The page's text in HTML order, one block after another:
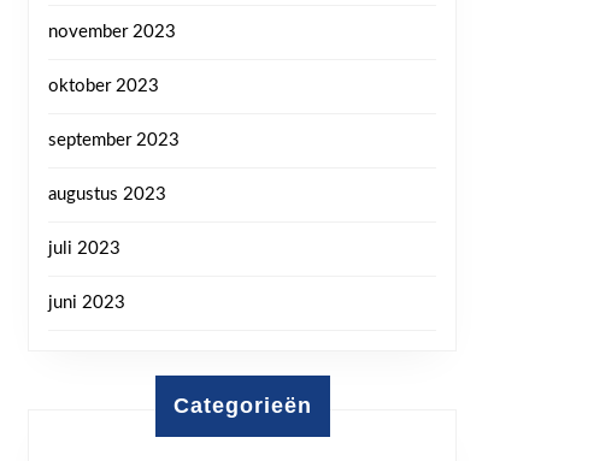
november 2023
oktober 2023
september 2023
augustus 2023
juli 2023
juni 2023
Categorieën